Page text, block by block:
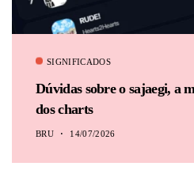
SIGNIFICADOS
Dúvidas sobre o sajaegi, a
dos charts
BRU 14/07/2026